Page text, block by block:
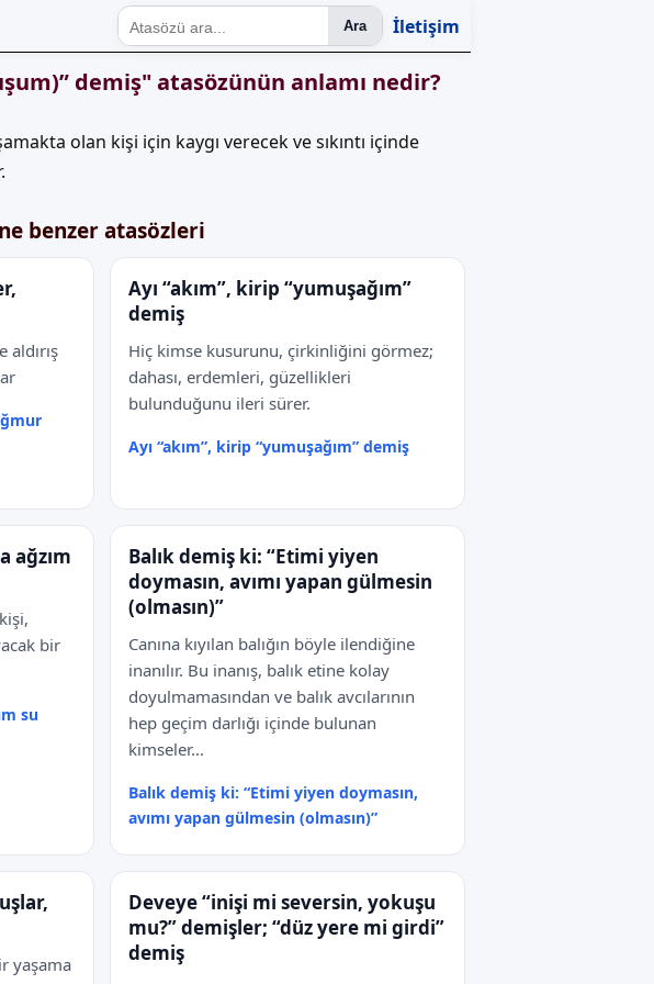
Ara İletişim
demiş" atasözünün anlamı nedir?
olan kişi için kaygı verecek ve sıkıntı içinde
benzer atasözleri
aldırış
Ayı “akım”, kirip “yumuşağım”
demiş
Hiç kimse kusurunu, çirkinliğini görmez;
dahası, erdemleri, güzellikleri
bulunduğunu ileri sürer.
Ayı “akım”, kirip “yumuşağım” demiş
ağzım
bir
su
Balık demiş ki: “Etimi yiyen
doymasın, avımı yapan gülmesin
(olmasın)”
Canına kıyılan balığın böyle ilendiğine
inanılır. Bu inanış, balık etine kolay
doyulmamasından ve balık avcılarının
hep geçim darlığı içinde bulunan
kimseler...
Balık demiş ki: “Etimi yiyen doymasın,
avımı yapan gülmesin (olmasın)”
yaşama
Deveye “inişi mi seversin, yokuşu
mu?” demişler; “düz yere mi girdi”
demiş